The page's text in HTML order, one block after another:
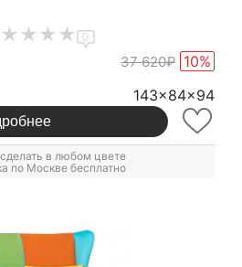
0
37 620₽ 10%
143x84x94
в любом цвете
по Москве бесплатно